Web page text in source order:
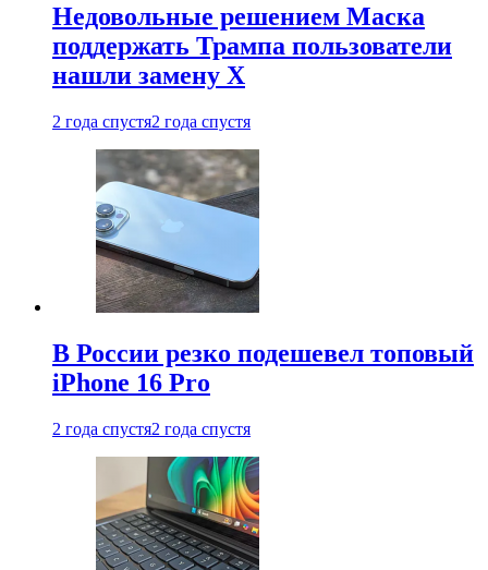
Недовольные решением Маска
поддержать Трампа пользователи
нашли замену X
2 года спустя2 года спустя
В России резко подешевел топовый
iPhone 16 Pro
2 года спустя2 года спустя